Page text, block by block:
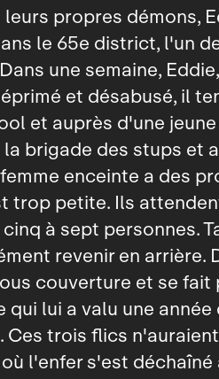
leurs propres démons,
le 65e district, l'un
une semaine,
et désabusé, il
et auprès d'une
brigade des stups et
enceinte a des
trop petite. Ils
à sept personnes.
revenir en arrière.
couverture et se
qui lui a valu une
Ces trois flics
l'enfer s'est déchaîné